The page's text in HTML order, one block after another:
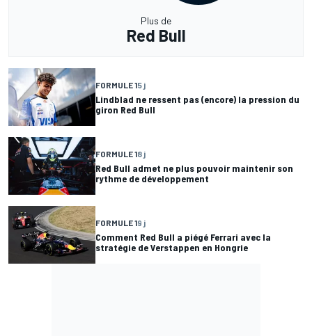
Plus de
Red Bull
FORMULE 15 j
Lindblad ne ressent pas (encore) la pression du
giron Red Bull
FORMULE 18 j
Red Bull admet ne plus pouvoir maintenir son
rythme de développement
FORMULE 19 j
Comment Red Bull a piégé Ferrari avec la
stratégie de Verstappen en Hongrie